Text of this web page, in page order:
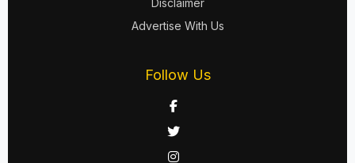
Advertise With Us
Follow Us